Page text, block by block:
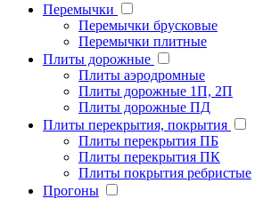
Перемычки
Перемычки брусковые
Перемычки плитные
Плиты дорожные
Плиты аэродромные
Плиты дорожные 1П, 2П
Плиты дорожные ПД
Плиты перекрытия, покрытия
Плиты перекрытия ПБ
Плиты перекрытия ПК
Плиты покрытия ребристые
Прогоны